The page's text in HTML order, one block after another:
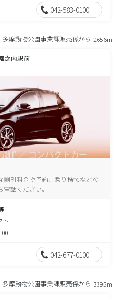
042-583-0100
摩動物公園事業課販売係から 2656m
之内駅前
割引料金や予約、乗り捨てなどの
話ください。
ト
042-677-0100
摩動物公園事業課販売係から 3395m